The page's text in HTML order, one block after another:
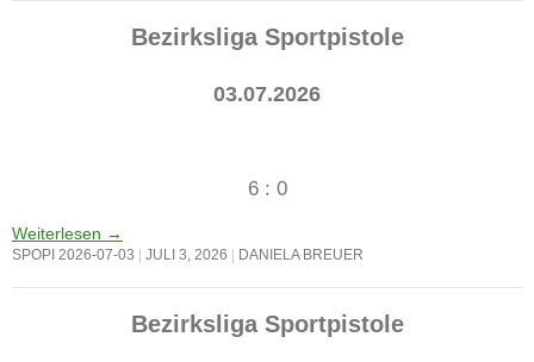
Bezirksliga Sportpistole
03.07.2026
6 : 0
Weiterlesen →
SPOPI 2026-07-03 JULI 3, 2026 DANIELA BREUER
Bezirksliga Sportpistole